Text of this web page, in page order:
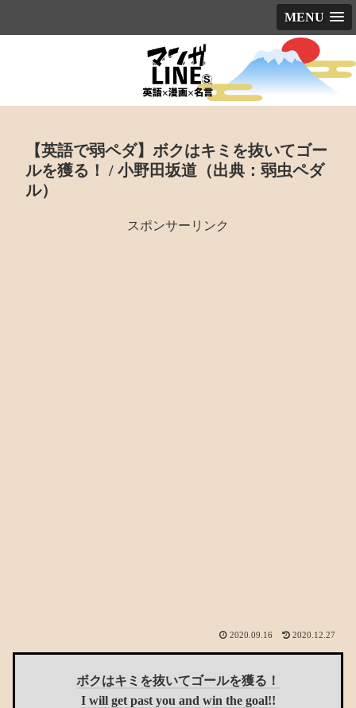
MENU
【英語で弱ペダ】ボクはキミを抜いてゴー
ルを獲る！ / 小野田坂道（出典：弱虫ペダ
ル）
スポンサーリンク
2020.09.16 2020.12.27
ボクはキミを抜いてゴールを獲る！
I will get past you and win the goal!!